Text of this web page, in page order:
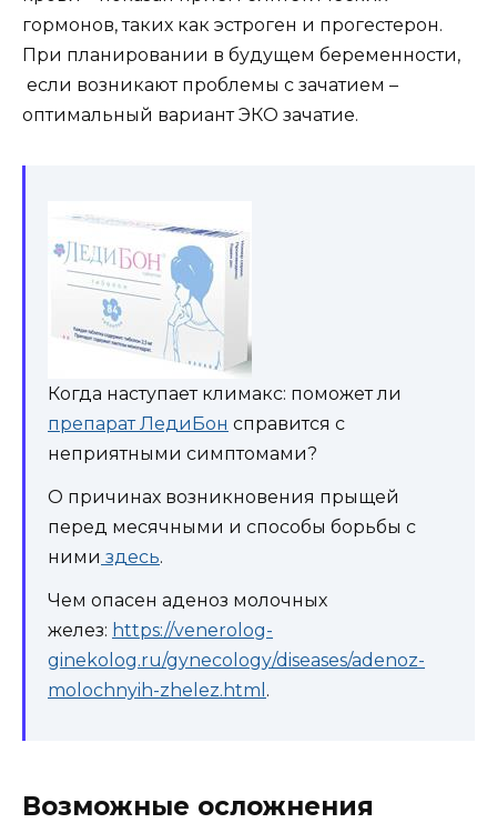
гормонов, таких как эстроген и прогестерон.
При планировании в будущем беременности,
если возникают проблемы с зачатием –
оптимальный вариант ЭКО зачатие.
Когда наступает климакс: поможет ли
препарат ЛедиБон справится с
неприятными симптомами?
О причинах возникновения прыщей
перед месячными и способы борьбы с
ними здесь.
Чем опасен аденоз молочных
желез: https://venerolog-
ginekolog.ru/gynecology/diseases/adenoz-
molochnyih-zhelez.html .
Возможные осложнения